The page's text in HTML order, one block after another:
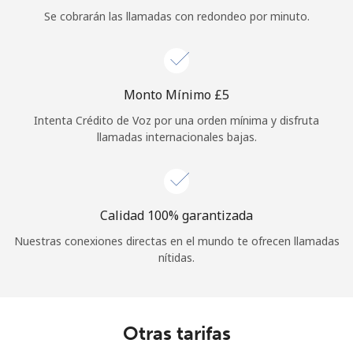
Se cobrarán las llamadas con redondeo por minuto.
Monto Mínimo ⁦£5⁩
Intenta Crédito de Voz por una orden mínima y disfruta
llamadas internacionales bajas.
Calidad 100% garantizada
Nuestras conexiones directas en el mundo te ofrecen llamadas
nítidas.
Otras tarifas